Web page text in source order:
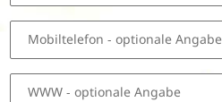
Mobiltelefon - optionale Angabe
WWW - optionale Angabe